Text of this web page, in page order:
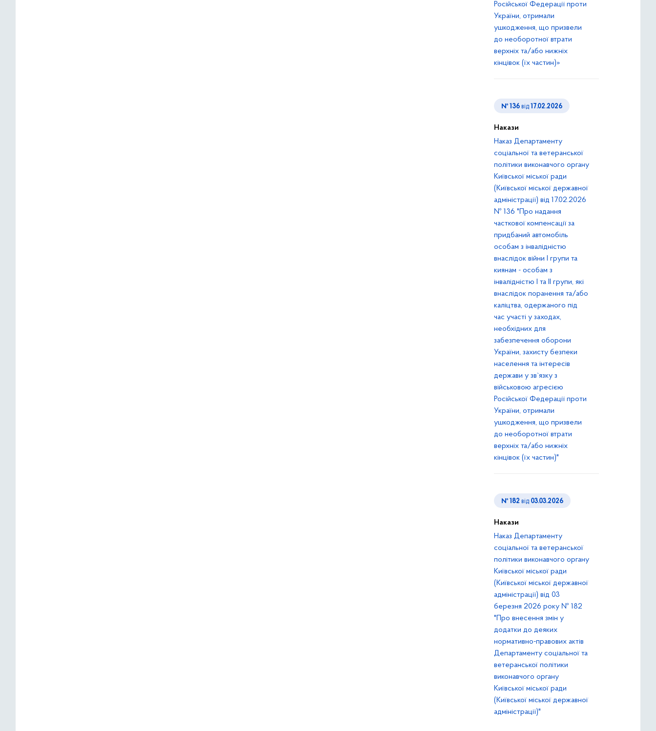
Російської Федерації проти
України, отримали
ушкодження, що призвели
до необоротної втрати
верхніх та/або нижніх
кінцівок (їх частин)»
№ 136 від 17.02.2026
Накази
Наказ Департаменту
соціальної та ветеранської
політики виконавчого органу
Київської міської ради
(Київської міської державної
адміністрації) від 17.02.2026
№ 136 "Про надання
часткової компенсації за
придбаний автомобіль
особам з інвалідністю
внаслідок війни І групи та
киянам - особам з
інвалідністю І та ІІ групи, які
внаслідок поранення та/або
каліцтва, одержаного під
час участі у заходах,
необхідних для
забезпечення оборони
України, захисту безпеки
населення та інтересів
держави у зв`язку з
військовою агресією
Російської Федерації проти
України, отримали
ушкодження, що призвели
до необоротної втрати
верхніх та/або нижніх
кінцівок (їх частин)"
№ 182 від 03.03.2026
Накази
Наказ Департаменту
соціальної та ветеранської
політики виконавчого органу
Київської міської ради
(Київської міської державної
адміністрації) від 03
березня 2026 року № 182
"Про внесення змін у
додатки до деяких
нормативно-правових актів
Департаменту соціальної та
ветеранської політики
виконавчого органу
Київської міської ради
(Київської міської державної
адміністрації)"